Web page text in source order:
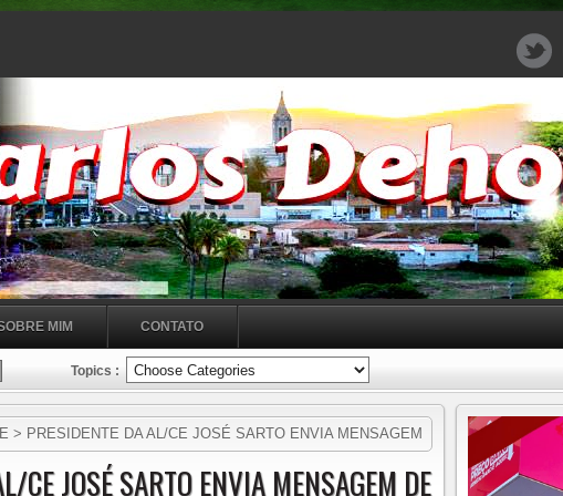
MIM CONTATO
Topics :
> PRESIDENTE DA AL/CE JOSÉ SARTO ENVIA MENSAGEM
CENTRO SUL!!!!!
CE JOSÉ SARTO ENVIA MENSAGEM DE